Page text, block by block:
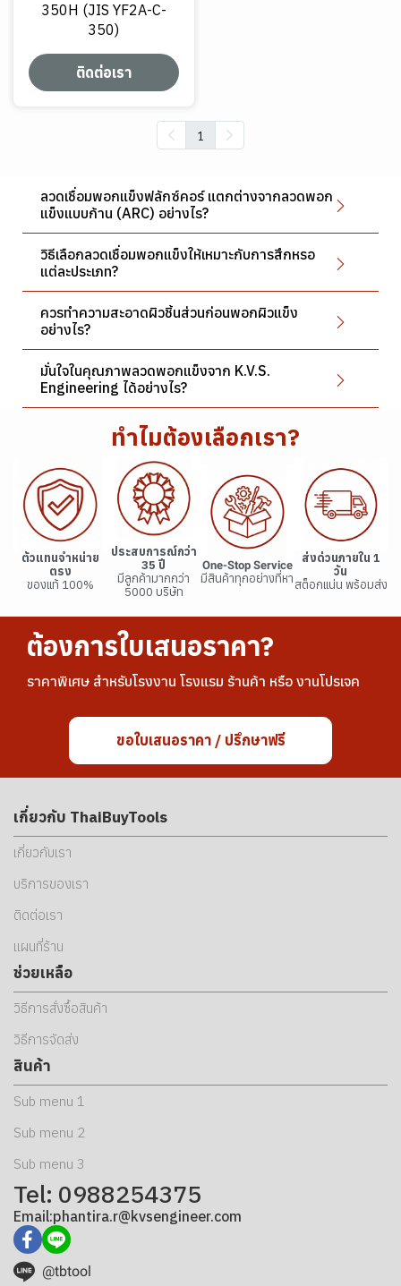
350H (JIS YF2A-C-
350)
ติดต่อเรา
1
ลวดเชื่อมพอกแข็งฟลักซ์คอร์ แตกต่างจากลวดพอก
แข็งแบบก้าน (ARC) อย่างไร?
วิธีเลือกลวดเชื่อมพอกแข็งให้เหมาะกับการสึกหรอ
แต่ละประเภท?
ควรทำความสะอาดผิวชิ้นส่วนก่อนพอกผิวแข็ง
อย่างไร?
มั่นใจในคุณภาพลวดพอกแข็งจาก K.V.S.
Engineering ได้อย่างไร?
ทำไมต้องเลือกเรา?
ตัวแทนจำหน่าย
ตรง
ของแท้ 100%
ประสบการณ์กว่า
35 ปี
มีลูกค้ามากกว่า
5000 บริษัท
One-Stop Service
มีสินค้าทุกอย่างที่หา
ส่งด่วนภายใน 1
วัน
สต็อกแน่น พร้อมส่ง
ต้องการใบเสนอราคา?
ราคาพิเศษ สำหรับโรงงาน โรงแรม ร้านค้า หรือ งานโปรเจค
ขอใบเสนอราคา / ปรึกษาฟรี
เกี่ยวกับ ThaiBuyTools
เกี่ยวกับเรา
บริการของเรา
ติดต่อเรา
แผนที่ร้าน
ช่วยเหลือ
วิธีการสั่งซื้อสินค้า
วิธีการจัดส่ง
สินค้า
Sub menu 1
Sub menu 2
Sub menu 3
Tel: 0988254375
Email:phantira.r@kvsengineer.com
@tbtool